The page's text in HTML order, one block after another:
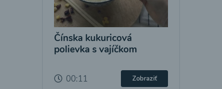
Čínska kukuricová
polievka s vajíčkom
00:11 Zobraziť